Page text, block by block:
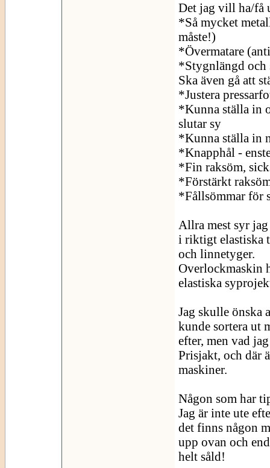
Det jag vill ha/få
*Så mycket
måste!)
*Övermatare
*Stygnlängd och
Ska även gå att
*Justera
*Kunna ställa in
slutar sy
*Kunna ställa in
*Knapphål -
*Fin raksöm,
*Förstärkt
*Fållsömmar för
Allra mest syr
i riktigt elastiska
och linnetyger.
Overlockmaskin
elastiska
Jag skulle önska
kunde sortera ut
efter, men vad
Prisjakt, och där
maskiner.
Någon som har
Jag är inte ute
det finns någon
upp ovan och
helt såld!